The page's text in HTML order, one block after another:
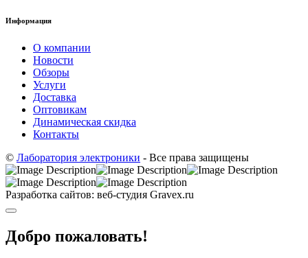
Информация
О компании
Новости
Обзоры
Услуги
Доставка
Оптовикам
Динамическая скидка
Контакты
© Лаборатория электроники - Все права защищены
Разработка сайтов: веб-студия Gravex.ru
Добро пожаловать!